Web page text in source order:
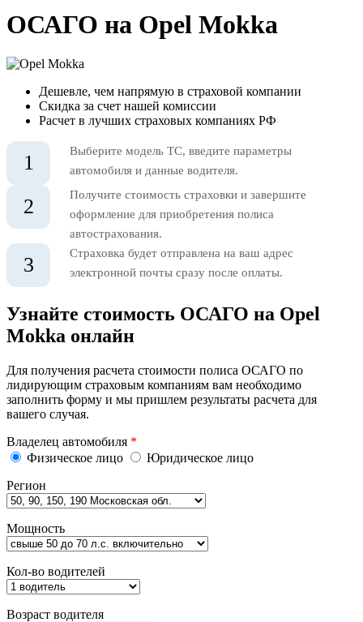
ОСАГО на Opel Mokka
Дешевле, чем напрямую в страховой компании
Скидка за счет нашей комиссии
Расчет в лучших страховых компаниях РФ
1
Выберите модель ТС, введите параметры
автомобиля и данные водителя.
2
Получите стоимость страховки и завершите
оформление для приобретения полиса
автострахования.
3
Страховка будет отправлена на ваш адрес
электронной почты сразу после оплаты.
Узнайте стоимость ОСАГО на Opel
Mokka онлайн
Для получения расчета стоимости полиса ОСАГО по
лидирующим страховым компаниям вам необходимо
заполнить форму и мы пришлем результаты расчета для
вашего случая.
Владелец автомобиля *
Физическое лицо
Юридическое лицо
Регион
Мощность
Кол-во водителей
Возраст водителя